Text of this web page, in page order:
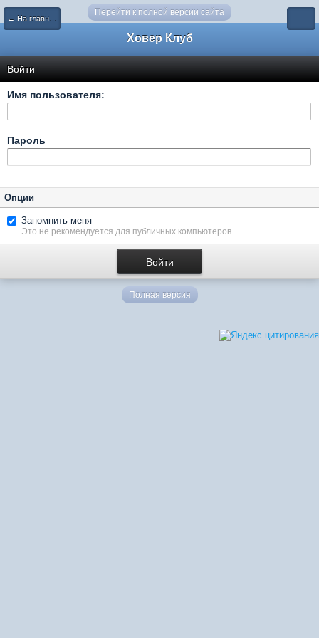
Перейти к полной версии сайта
← На главную
Ховер Клуб
Войти
Имя пользователя:
Пароль
Опции
Запомнить меня
Это не рекомендуется для публичных компьютеров
Полная версия